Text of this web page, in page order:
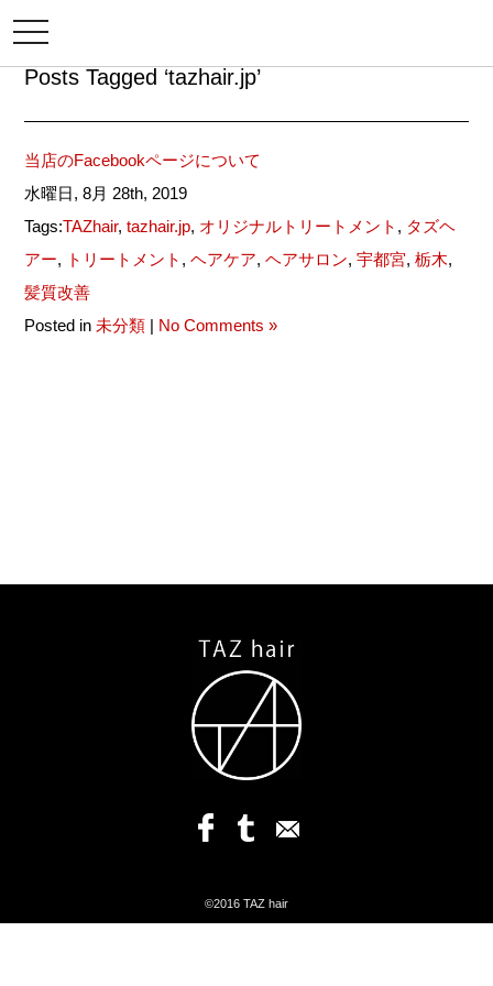
メ
ニ
ュ
ー
Posts Tagged ‘tazhair.jp’
当店のFacebookページについて
水曜日, 8月 28th, 2019
Tags:TAZhair,tazhair.jp, オリジナルトリートメント , タズヘ
アー, トリートメント ,ヘアケア,ヘアサロン,宇都宮,栃木,
髪質改善
Posted in未分類 | No Comments »
©2016 TAZ hair